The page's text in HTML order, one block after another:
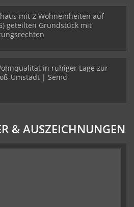
mit 2 Wohneinheiten auf
geteilten Grundstück mit
in ruhiger Lage zur
Umstadt | Semd
& AUSZEICHNUNGEN